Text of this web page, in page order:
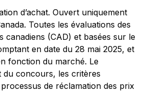
d’achat. Ouvert uniquement
Toutes les évaluations des
canadiens (CAD) et basées sur le
en date du 28 mai 2025, et
fonction du marché. Le
du concours, les critères
processus de réclamation des prix